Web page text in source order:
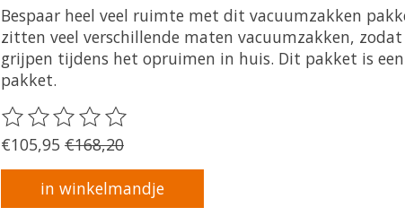
Bespaar heel veel ruimte met dit vacuumzakken
zitten veel verschillende maten vacuumzakken,
grijpen tijdens het opruimen in huis. Dit pakket is
pakket.
De beoordeling van dit product is
€105,95 €168,20
in winkelmandje